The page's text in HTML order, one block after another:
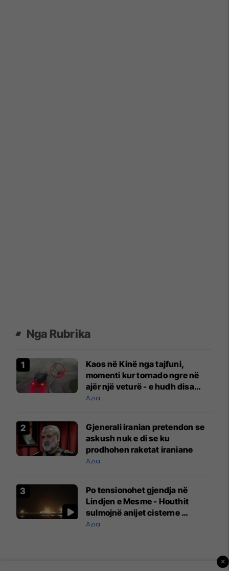
Nga Rubrika
Kaos në Kinë nga tajfuni,
momenti kur tornado ngre në
ajër një veturë - e hudh disa
metra larg
Azia
Gjenerali iranian pretendon se
askush nuk e di se ku
prodhohen raketat iraniane
Azia
Po tensionohet gjendja në
Lindjen e Mesme - Houthit
sulmojnë anijet cisterne
saudite
Azia
×